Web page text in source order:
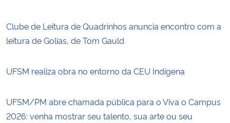
Clube de Leitura de Quadrinhos anuncia encontro com a
leitura de Golias, de Tom Gauld
UFSM realiza obra no entorno da CEU Indígena
UFSM/PM abre chamada pública para o Viva o Campus
2026: venha mostrar seu talento, sua arte ou seu